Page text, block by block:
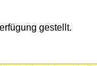
gestellt.